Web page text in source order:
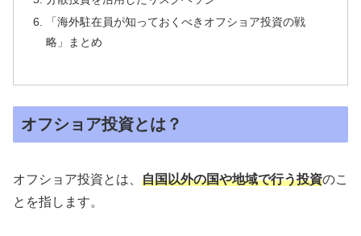
「海外駐在員が知っておくべきオフショア投資の戦
略」まとめ
オフショア投資とは？
オフショア投資とは、 ⾃国以外の国や地域で⾏う投資のこ
とを指します。